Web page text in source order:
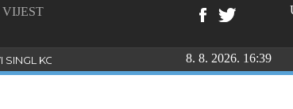
KOJI PROGOVARA O BULLYINGU8. 8. 2026. 16:39